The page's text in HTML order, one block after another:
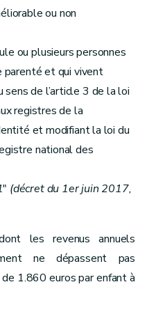
Du plan de gestion
la chambre de recours
régional de solidarité
et de suivi des commissaires spéciaux
du crédit social et des Guichets du crédit social
Généralités
Des ressources
Des organes de la Société
l'assemblée générale
ou non
ou plusieurs personnes
parenté et qui vivent
de l’article 3 de la loi
registres de la
et modifiant la loi du
national des
" (décret du 1er juin 2017,
les revenus annuels
ne dépassent pas
1.860 euros par enfant à